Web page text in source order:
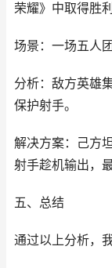
荣耀》中取得胜利
场景：一场五人
分析：敌方英雄
保护射手。
解决方案：己方
射手趁机输出，
五、总结
通过以上分析，